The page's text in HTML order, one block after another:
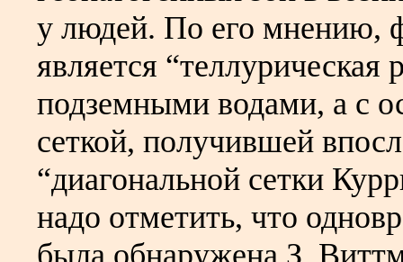
у людей. По его мнению,
является “теллурическая
подземными водами, а с
сеткой, получившей
“диагональной сетки
надо отметить, что